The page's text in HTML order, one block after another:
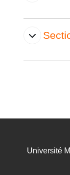
Université